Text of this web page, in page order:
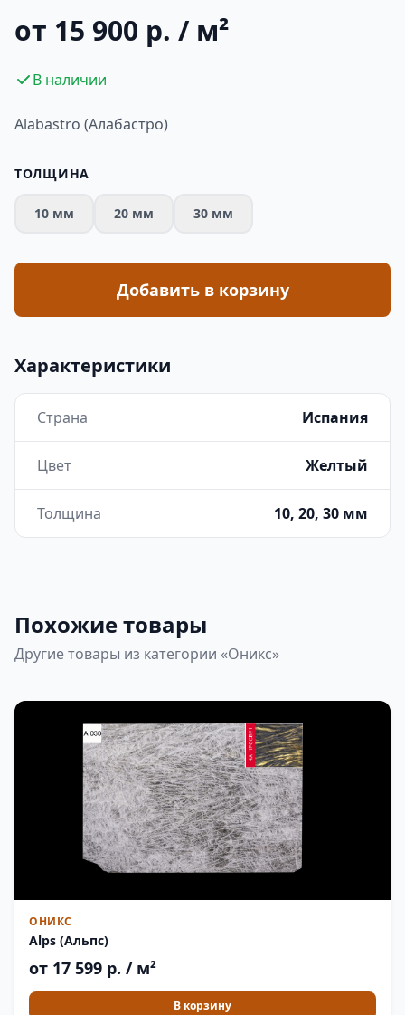
от 15 900 р. / м²
В наличии
Alabastro (Алабастро)
ТОЛЩИНА
10 мм 20 мм 30 мм
Добавить в корзину
Характеристики
Страна Испания
Цвет Желтый
Толщина 10, 20, 30 мм
Похожие товары
Другие товары из категории «Оникс»
ОНИКС
Alps (Альпс)
от 17 599 р. / м²
В корзину